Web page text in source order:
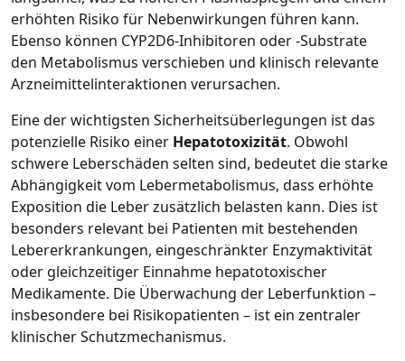
erhöhten Risiko für Nebenwirkungen führen kann.
Ebenso können CYP2D6‑Inhibitoren oder ‑Substrate
den Metabolismus verschieben und klinisch relevante
Arzneimittelinteraktionen verursachen.
Eine der wichtigsten Sicherheitsüberlegungen ist das
potenzielle Risiko einer Hepatotoxizität. Obwohl
schwere Leberschäden selten sind, bedeutet die starke
Abhängigkeit vom Lebermetabolismus, dass erhöhte
Exposition die Leber zusätzlich belasten kann. Dies ist
besonders relevant bei Patienten mit bestehenden
Lebererkrankungen, eingeschränkter Enzymaktivität
oder gleichzeitiger Einnahme hepatotoxischer
Medikamente. Die Überwachung der Leberfunktion –
insbesondere bei Risikopatienten – ist ein zentraler
klinischer Schutzmechanismus.